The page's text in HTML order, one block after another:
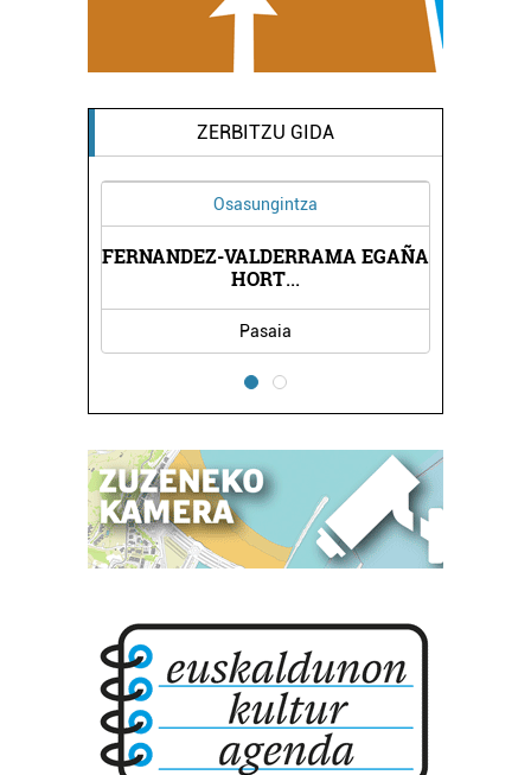
ZERBITZU GIDA
Osasungintza
FERNANDEZ-VALDERRAMA EGAÑA
HORT...
Pasaia